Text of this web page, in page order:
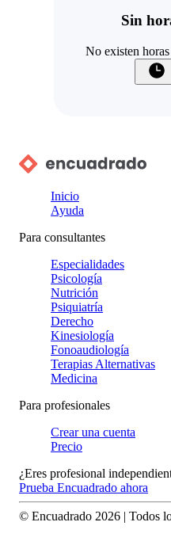
Sin
No existen
Inicio
Ayuda
Para consultantes
Especialidades
Psicología
Nutrición
Psiquiatría
Derecho
Kinesiología
Fonoaudiología
Terapias Alternativas
Medicina
Para profesionales
Crear una cuenta
Precio
¿Eres profesional
Prueba Encuadrado ahora
© Encuadrado 2026 | Todos